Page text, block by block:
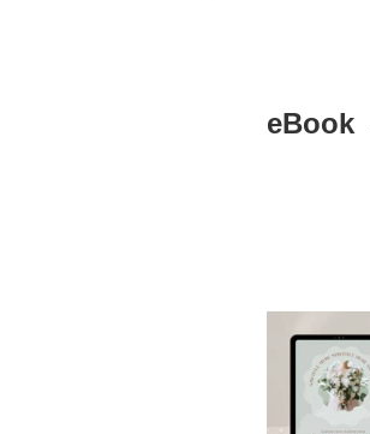
eBook